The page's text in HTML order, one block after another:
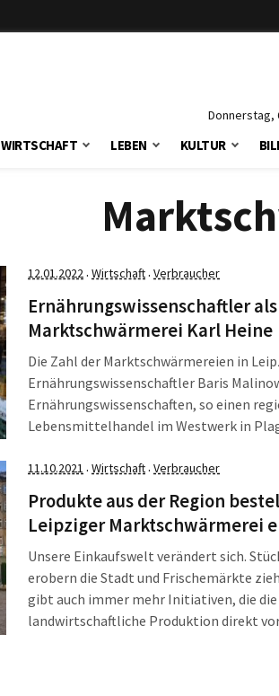
Donnerstag,
WIRTSCHAFT LEBEN KULTUR
12.01.2022· Wirtschaft· Verbraucher
Ernährungswissenschaftler
Marktschwärmerei Karl Heine
Die Zahl der Marktschwärmereien in
Ernährungswissenschaftler Baris
Ernährungswissenschaften, so einen
Lebensmittelhandel im Westwerk in
Produkte regional vermarktet.
11.10.2021 · Wirtschaft· Verbraucher
Produkte aus der Region
Leipziger Marktschwärmerei
Unsere Einkaufswelt verändert sich.
erobern die Stadt und Frischemärkte
gibt auch immer mehr Initiativen, die
landwirtschaftliche Produktion direkt